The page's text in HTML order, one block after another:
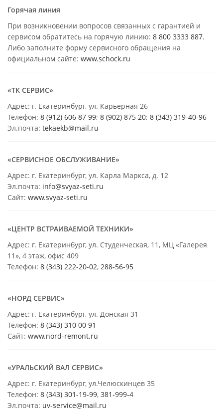
Горячая линия
При возникновении вопросов связанных с гарантией и
сервисом обратитесь на горячую линию: 8 800 3333 887.
Либо заполните форму сервисного обращения на
официальном сайте: www.schock.ru
«ТК СЕРВИС»
Адрес: г. Екатеринбург, ул. Карьерная 26
Телефон: 8 (912) 606 87 99; 8 (902) 875 20; 8 (343) 319-40-96
Эл.почта: tekaekb@mail.ru
«СЕРВИСНОЕ ОБСЛУЖИВАНИЕ»
Адрес: г. Екатеринбург, ул. Карла Маркса, д. 12
Эл.почта: info@svyaz-seti.ru
Сайт: www.svyaz-seti.ru
«ЦЕНТР ВСТРАИВАЕМОЙ ТЕХНИКИ»
Адрес: г. Екатеринбург, ул. Студенческая, 11, МЦ «Галерея
11», 4 этаж, офис 409
Телефон: 8 (343) 222-20-02, 288-56-95
«НОРД СЕРВИС»
Адрес: г. Екатеринбург, ул. Донская 31
Телефон: 8 (343) 310 00 91
Сайт: www.nord-remont.ru
«УРАЛЬСКИЙ ВАЛ СЕРВИС»
Адрес: г. Екатеринбург, ул.Челюскинцев 35
Телефон: 8 (343) 301-19-99, 381-999-4
Эл.почта: uv-service@mail.ru